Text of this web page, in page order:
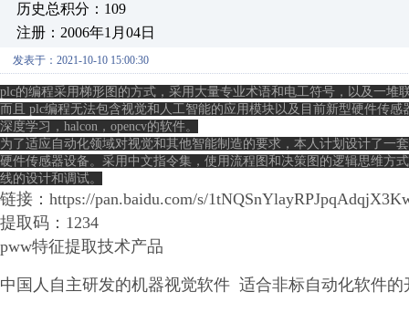
历史总积分：109
注册：2006年1月04日
发表于：2021-10-10 15:00:30
plc的编程采用梯形图的方式，采用大量专业术语和电工符号，以及一堆
而且 plc编程无法包含视觉和人工智能的应用模块以及目前新型硬件传
深度学习，halcon，opencv的软件。
为了适应自动化领域对视觉和其他智能制造的要求，本人计划设计了一
硬件传感器设备。采用中文指令集，使用流程图和决策图的逻辑思维方
线的设计和调试。
链接：https://pan.baidu.com/s/
提取码：1234
pww特征提取技术产品
中国人自主研发的机器视觉软件 适合非标自动化软件的